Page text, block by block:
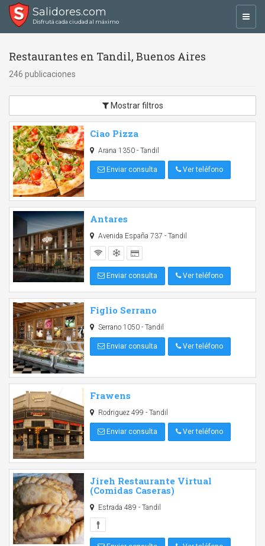
Salidores.com
Disfrutá cada ciudad al máximo
Restaurantes en Tandil, Buenos Aires
246 publicaciones
Mostrar filtros
Ciao Pizza
Arana 1350 - Tandil
Enviar consulta Ver teléfono
Antares
Avenida España 737 - Tandil
Enviar consulta Ver teléfono
Figlio Serrano
Serrano 1050 - Tandil
Enviar consulta Ver teléfono
Frawens
Rodriguez 499 - Tandil
Enviar consulta Ver teléfono
Jireh Restaurante Virtual
(Comidas Caseras)
Estrada 489 - Tandil